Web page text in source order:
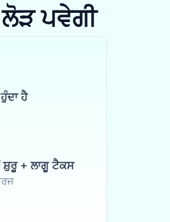
ਪਵੇਗੀ
ਹੈ
ਸ਼ੁਰੂ + ਲਾਗੂ ਟੈਕਸ